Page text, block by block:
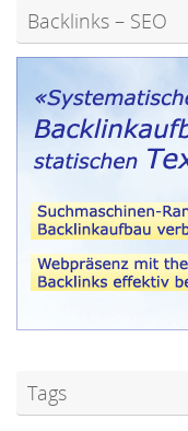
Backlinks – SEO
Tags